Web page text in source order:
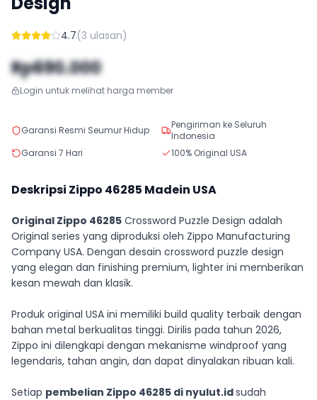
4.7(3 ulasan)
Rp690.000
Login untuk melihat harga member
Garansi Resmi Seumur Hidup
Pengiriman ke Seluruh
Indonesia
Garansi 7 Hari
100% Original USA
Deskripsi Zippo 46285 Madein USA
Original Zippo 46285 Crossword Puzzle Design adalah
Original series yang diproduksi oleh Zippo Manufacturing
Company USA. Dengan desain crossword puzzle design
yang elegan dan finishing premium, lighter ini memberikan
kesan mewah dan klasik.
Produk original USA ini memiliki build quality terbaik dengan
bahan metal berkualitas tinggi. Dirilis pada tahun 2026,
Zippo ini dilengkapi dengan mekanisme windproof yang
legendaris, tahan angin, dan dapat dinyalakan ribuan kali.
Setiap pembelian Zippo 46285 di nyulut.idsudah